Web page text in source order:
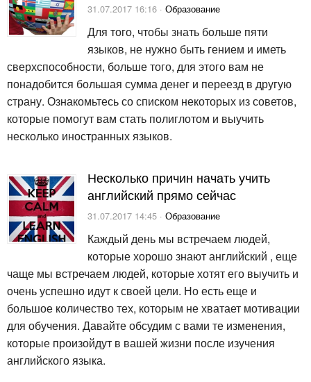
31.07.2017 16:16 · Образование
Для того, чтобы знать больше пяти
языков, не нужно быть гением и иметь
сверхспособности, больше того, для этого вам не
понадобится большая сумма денег и переезд в другую
страну. Ознакомьтесь со списком некоторых из советов,
которые помогут вам стать полиглотом и выучить
несколько иностранных языков.
Несколько причин начать учить
английский прямо сейчас
31.07.2017 14:45 · Образование
Каждый день мы встречаем людей,
которые хорошо знают английский , еще
чаще мы встречаем людей, которые хотят его выучить и
очень успешно идут к своей цели. Но есть еще и
большое количество тех, которым не хватает мотивации
для обучения. Давайте обсудим с вами те изменения,
которые произойдут в вашей жизни после изучения
английского языка.